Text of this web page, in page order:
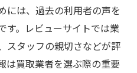
には、過去の利用者の声を
す。レビューサイトでは業
スタッフの親切さなどが評
は買取業者を選ぶ際の重要